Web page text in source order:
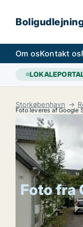
Om osKontakt os
Storkøbenhavn
Foto leveres af
Foto fra